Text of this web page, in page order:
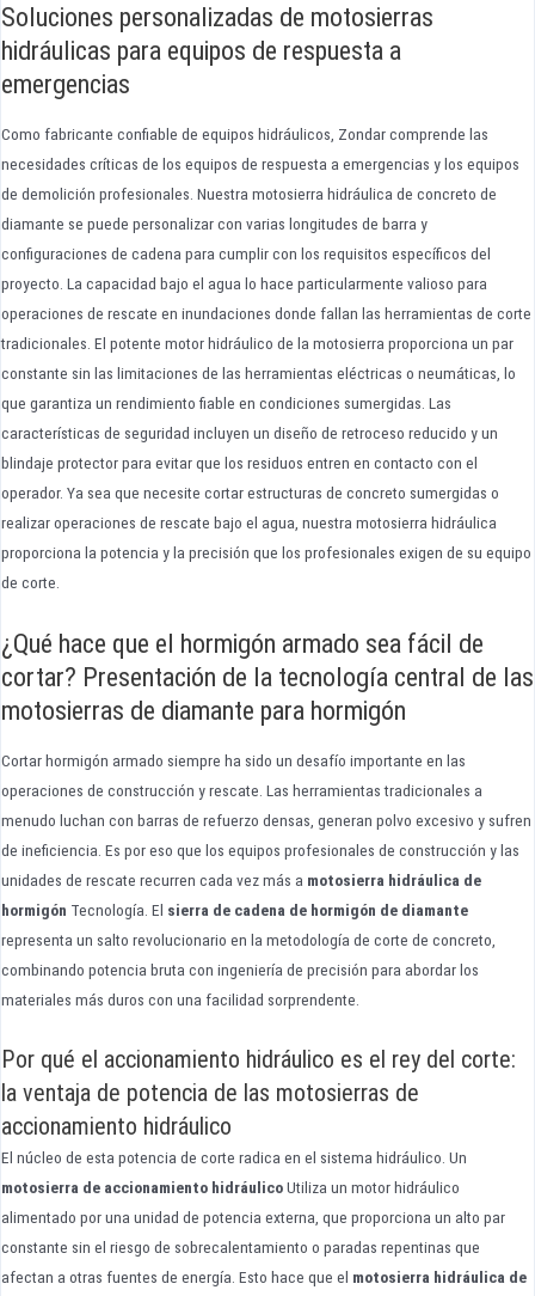
Soluciones personalizadas de motosierras
hidráulicas para equipos de respuesta a
emergencias
Como fabricante confiable de equipos hidráulicos, Zondar comprende las
necesidades críticas de los equipos de respuesta a emergencias y los equipos
de demolición profesionales. Nuestra motosierra hidráulica de concreto de
diamante se puede personalizar con varias longitudes de barra y
configuraciones de cadena para cumplir con los requisitos específicos del
proyecto. La capacidad bajo el agua lo hace particularmente valioso para
operaciones de rescate en inundaciones donde fallan las herramientas de corte
tradicionales. El potente motor hidráulico de la motosierra proporciona un par
constante sin las limitaciones de las herramientas eléctricas o neumáticas, lo
que garantiza un rendimiento fiable en condiciones sumergidas. Las
características de seguridad incluyen un diseño de retroceso reducido y un
blindaje protector para evitar que los residuos entren en contacto con el
operador. Ya sea que necesite cortar estructuras de concreto sumergidas o
realizar operaciones de rescate bajo el agua, nuestra motosierra hidráulica
proporciona la potencia y la precisión que los profesionales exigen de su equipo
de corte.
¿Qué hace que el hormigón armado sea fácil de
cortar? Presentación de la tecnología central de las
motosierras de diamante para hormigón
Cortar hormigón armado siempre ha sido un desafío importante en las
operaciones de construcción y rescate. Las herramientas tradicionales a
menudo luchan con barras de refuerzo densas, generan polvo excesivo y sufren
de ineficiencia. Es por eso que los equipos profesionales de construcción y las
unidades de rescate recurren cada vez más a motosierra hidráulica de
hormigón Tecnología. El sierra de cadena de hormigón de diamante
representa un salto revolucionario en la metodología de corte de concreto,
combinando potencia bruta con ingeniería de precisión para abordar los
materiales más duros con una facilidad sorprendente.
Por qué el accionamiento hidráulico es el rey del corte:
la ventaja de potencia de las motosierras de
accionamiento hidráulico
El núcleo de esta potencia de corte radica en el sistema hidráulico. Un
motosierra de accionamiento hidráulicoUtiliza un motor hidráulico
alimentado por una unidad de potencia externa, que proporciona un alto par
constante sin el riesgo de sobrecalentamiento o paradas repentinas que
afectan a otras fuentes de energía. Esto hace que el motosierra hidráulica de